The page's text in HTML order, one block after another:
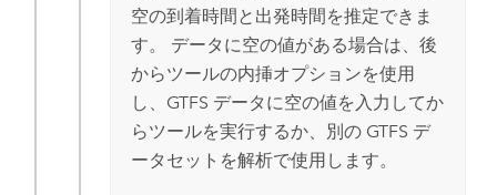
空の到着時間と出発時間を推定できま
す。 データに空の値がある場合は、後
からツールの内挿オプションを使用
し、GTFS データに空の値を入力してか
らツールを実行するか、別の GTFS デ
ータセットを解析で使用します。